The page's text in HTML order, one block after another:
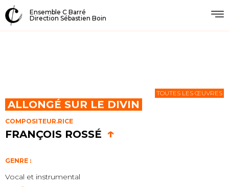
Ensemble C Barré
Direction Sébastien Boin
ALLONGÉ SUR LE DIVIN
COMPOSITEUR.RICE
FRANÇOIS ROSSÉ ↑
TOUTES LES ŒUVRES
GENRE :
Vocal et instrumental